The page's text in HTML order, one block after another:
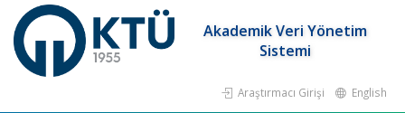
Akademik Veri Yönetim
Sistemi
Araştırmacı Girişi English